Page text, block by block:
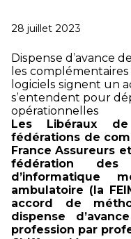
Publié
28 juillet 2023
Dispense d’avance
les
logiciels signent un
s’entendent pour
opérationnelles
Les Libéraux
fédérations de
France Assureurs
fédération
d’informatique
ambulatoire (la
accord de
dispense
profession par